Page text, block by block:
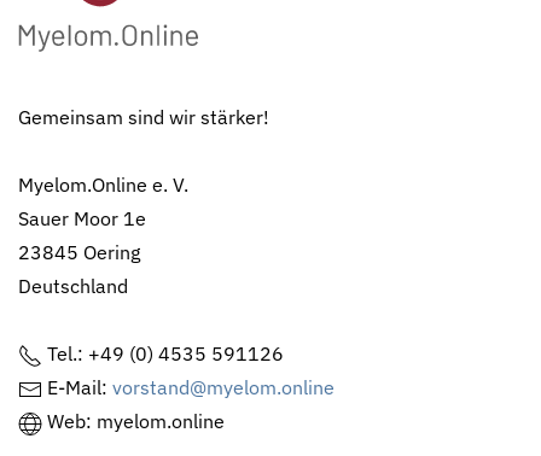
Gemeinsam sind wir stärker!
Myelom.Online e. V.
Sauer Moor 1e
23845 Oering
Deutschland
Tel.: +49 (0) 4535 591126
E-Mail: vorstand@myelom.online
Web: myelom.online